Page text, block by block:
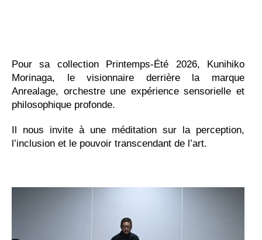
Pour sa collection Printemps-Été 2026, Kunihiko
Morinaga, le visionnaire derrière la marque
Anrealage, orchestre une expérience sensorielle et
philosophique profonde.
Il nous invite à une méditation sur la perception,
l’inclusion et le pouvoir transcendant de l’art.